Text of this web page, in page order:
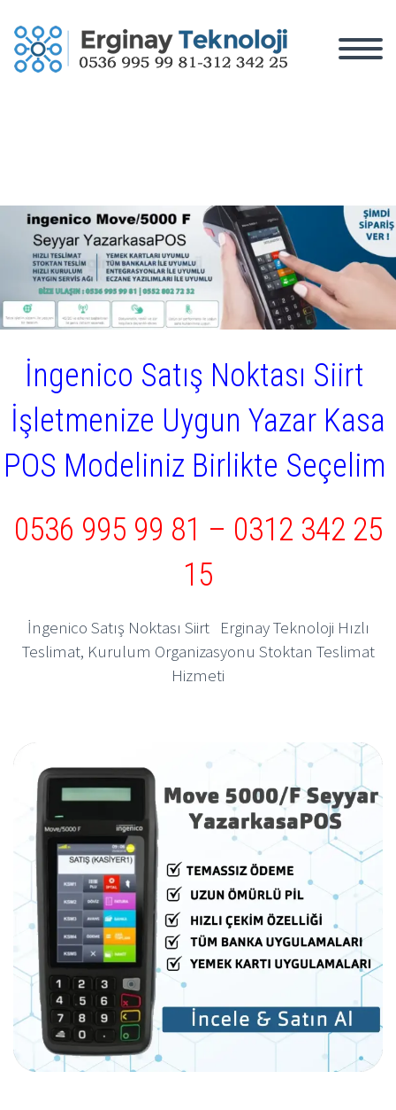
İngenico Satış Noktası Siirt
İşletmenize Uygun Yazar Kasa
POS Modeliniz Birlikte Seçelim
0536 995 99 81 – 0312 342 25
15
İngenico Satış Noktası Siirt Erginay Teknoloji Hızlı
Teslimat, Kurulum Organizasyonu Stoktan Teslimat
Hizmeti